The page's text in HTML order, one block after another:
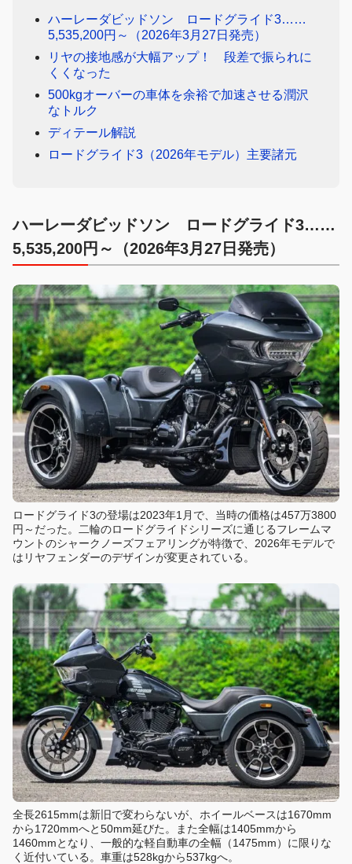
ハーレーダビッドソン ロードグライド3……
5,535,200円～（2026年3月27日発売）
リヤの接地感が大幅アップ！ 段差で振られに
くくなった
500kgオーバーの車体を余裕で加速させる潤沢
なトルク
ディテール解説
ロードグライド3（2026年モデル）主要諸元
ハーレーダビッドソン ロードグライド3……
5,535,200円～（2026年3月27日発売）
ロードグライド3の登場は2023年1月で、当時の価格は457万3800
円～だった。二輪のロードグライドシリーズに通じるフレームマ
ウントのシャークノーズフェアリングが特徴で、2026年モデルで
はリヤフェンダーのデザインが変更されている。
全長2615mmは新旧で変わらないが、ホイールベースは1670mm
から1720mmへと50mm延びた。また全幅は1405mmから
1460mmとなり、一般的な軽自動車の全幅（1475mm）に限りな
く近付いている。車重は528kgから537kgへ。